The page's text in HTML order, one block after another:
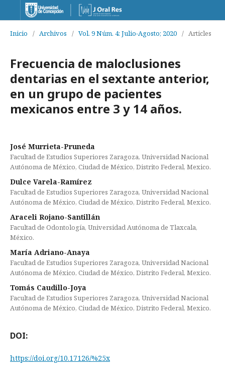
Inicio / Archivos / Vol. 9 Núm. 4: Julio-Agosto; 2020 / Articles
Frecuencia de maloclusiones
dentarias en el sextante anterior,
en un grupo de pacientes
mexicanos entre 3 y 14 años.
José Murrieta-Pruneda
Facultad de Estudios Superiores Zaragoza, Universidad Nacional
Autónoma de México, Ciudad de México, Distrito Federal, Mexico.
Dulce Varela-Ramírez
Facultad de Estudios Superiores Zaragoza, Universidad Nacional
Autónoma de México, Ciudad de México, Distrito Federal, Mexico.
Araceli Rojano-Santillán
Facultad de Odontología, Universidad Autónoma de Tlaxcala,
México.
María Adriano-Anaya
Facultad de Estudios Superiores Zaragoza, Universidad Nacional
Autónoma de México, Ciudad de México, Distrito Federal, Mexico.
Tomás Caudillo-Joya
Facultad de Estudios Superiores Zaragoza, Universidad Nacional
Autónoma de México, Ciudad de México, Distrito Federal, Mexico.
DOI:
https://doi.org/10.17126/%25x